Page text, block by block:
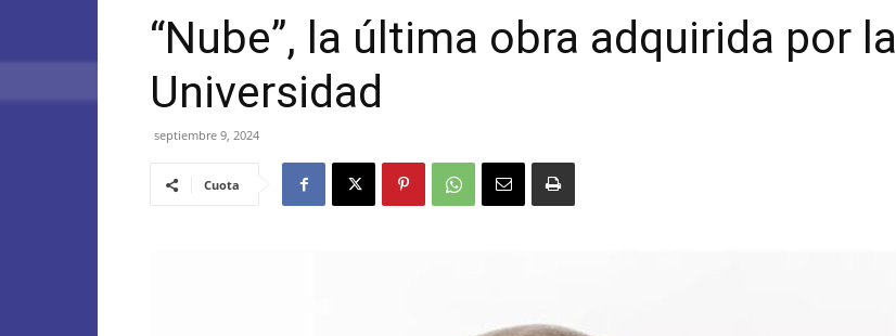
“Nube”, la última obra adquirida por la
Universidad
septiembre 9, 2024
Cuota